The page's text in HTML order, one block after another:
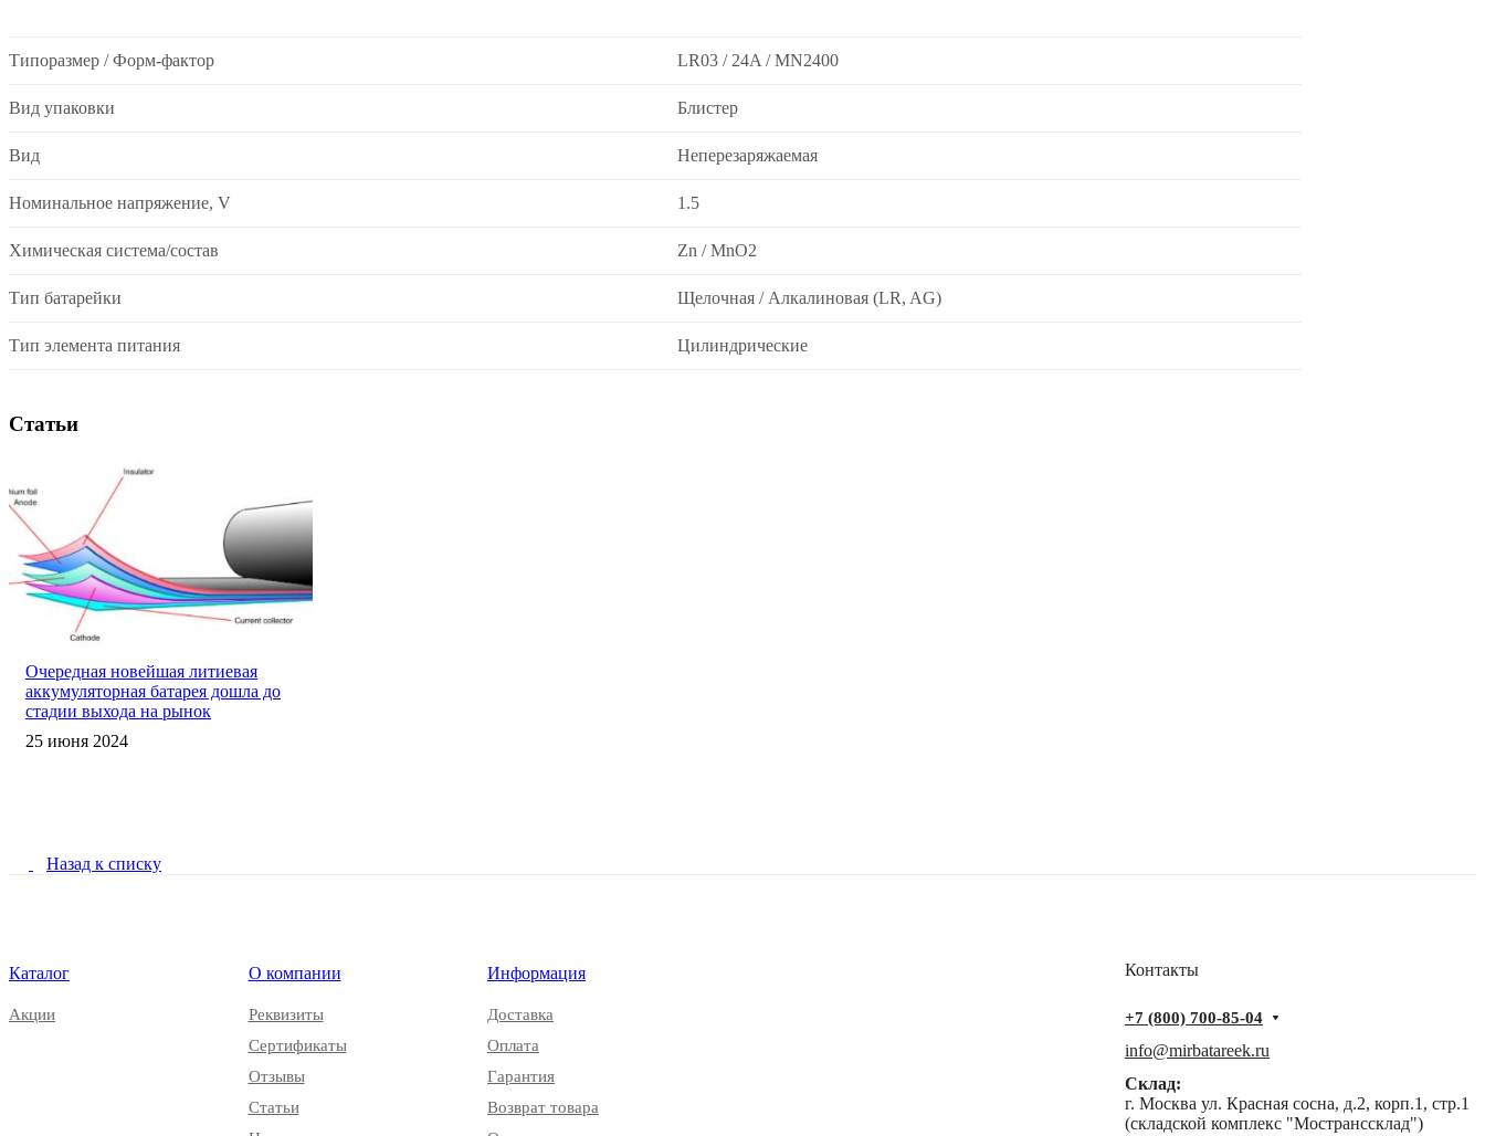
Типоразмер / Форм-фактор LR03 / 24A / MN2400
Вид упаковки Блистер
Вид Неперезаряжаемая
Номинальное напряжение, V 1.5
Химическая система/состав Zn / MnO2
Тип батарейки Щелочная / Алкалиновая (LR, AG)
Тип элемента питания Цилиндрические
Статьи
Очередная новейшая литиевая
аккумуляторная батарея дошла до
стадии выхода на рынок
25 июня 2024
Назад к списку
Каталог
Акции
О компании
Реквизиты
Сертификаты
Отзывы
Статьи
Информация
Доставка
Оплата
Гарантия
Возврат товара
Контакты
+7 (800) 700-85-04
info@mirbatareek.ru
Склад:
г. Москва ул. Красная сосна, д.2, корп.1, стр.1
(складской комплекс "Мостранссклад")